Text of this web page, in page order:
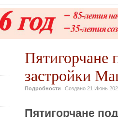
Пятигорчане
застройки
Подробности Создано 21 Июнь
Пятигорчане